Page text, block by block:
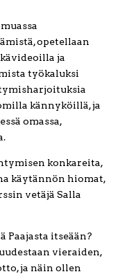
opetellaan
ja
työkaluksi
kännyköillä, ja
omassa,
konkareita,
käytännön hiomat,
vetäjä Salla
Paajasta itseään?
vieraiden,
ja näin ollen